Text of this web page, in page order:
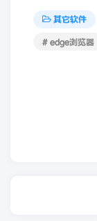
其它软件
# edge浏览器